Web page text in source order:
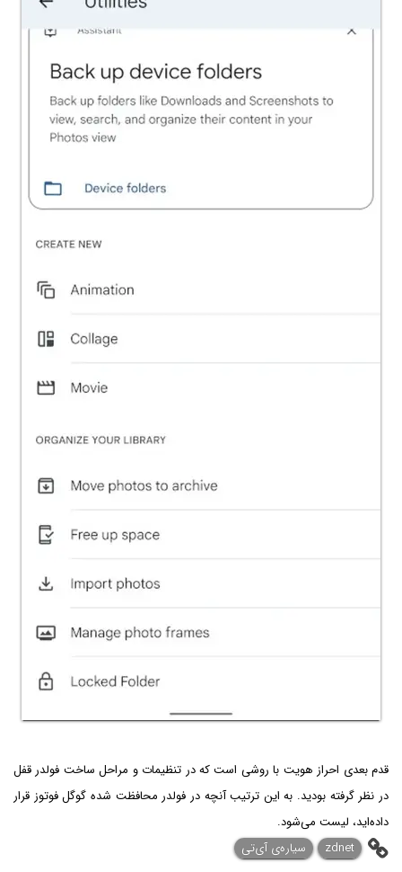
قدم بعدی احراز هویت با روشی است که در تنظیمات و مراحل ساخت فولدر قفل
در نظر گرفته بودید. به این ترتیب آنچه در فولدر محافظت شده گوگل فوتوز قرار
داده‌اید، لیست می‌شود.
zdnet
سیاره‌ی آی‌تی